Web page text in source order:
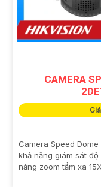
CAMERA
Camera Speed Dome
khả năng giám sát
năng zoom tầm xa